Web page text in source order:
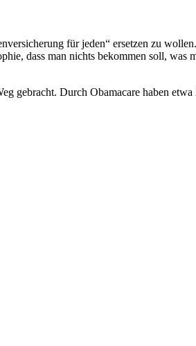
für jeden“ ersetzen zu
dass man nichts bekommen soll, was
gebracht. Durch Obamacare haben